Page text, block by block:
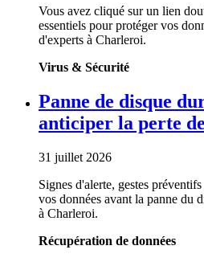
Vous avez cliqué sur un lien
essentiels pour protéger vos
d'experts à Charleroi.
Virus & Sécurité
Panne de disque
anticiper la perte
31 juillet 2026
Signes d'alerte, gestes
vos données avant la panne du
à Charleroi.
Récupération de données